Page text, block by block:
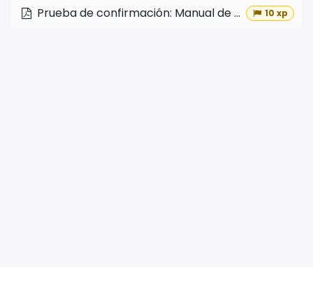
Prueba de confirmación: Manual de uso de la impresora RICOH IM C2500
10 xp